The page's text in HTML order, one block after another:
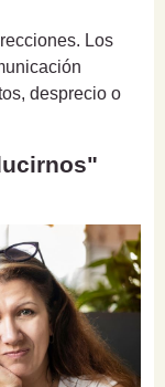
Los
desprecio o